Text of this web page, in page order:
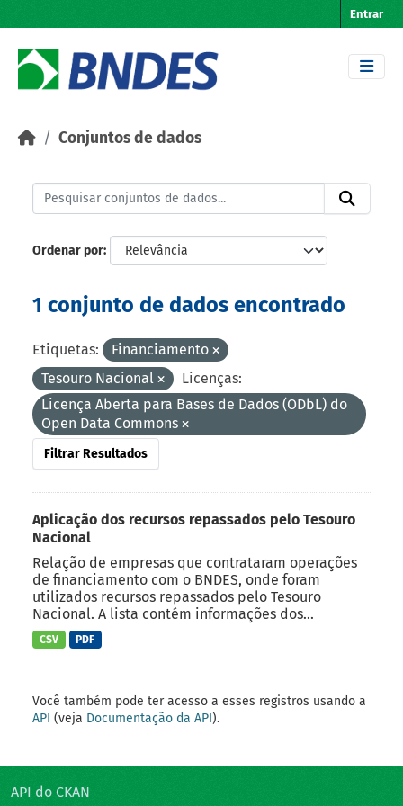
Entrar
Conjuntos de dados
Ordenar por
1 conjunto de dados encontrado
Etiquetas:
Financiamento
Tesouro Nacional
Licenças:
Licença Aberta para Bases de Dados (ODbL) do
Open Data Commons
Filtrar Resultados
Aplicação dos recursos repassados pelo Tesouro
Nacional
Relação de empresas que contrataram operações
de financiamento com o BNDES, onde foram
utilizados recursos repassados pelo Tesouro
Nacional. A lista contém informações dos...
CSV PDF
Você também pode ter acesso a esses registros usando a
API (veja Documentação da API).
API do CKAN